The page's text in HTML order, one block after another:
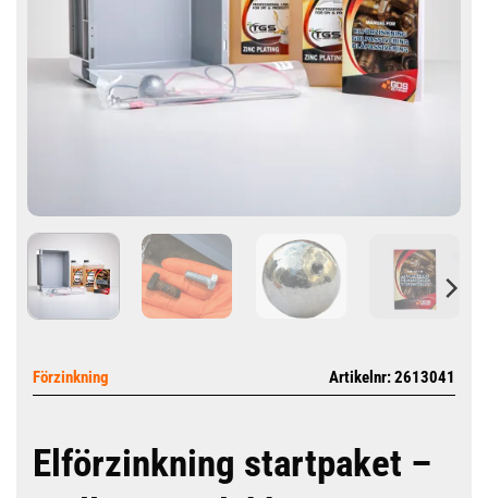
Förzinkning Artikelnr: 2613041
Elförzinkning startpaket –